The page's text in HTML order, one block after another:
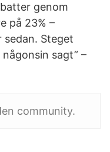
genom
på 23% –
sedan. Steget
sagt” –
community.